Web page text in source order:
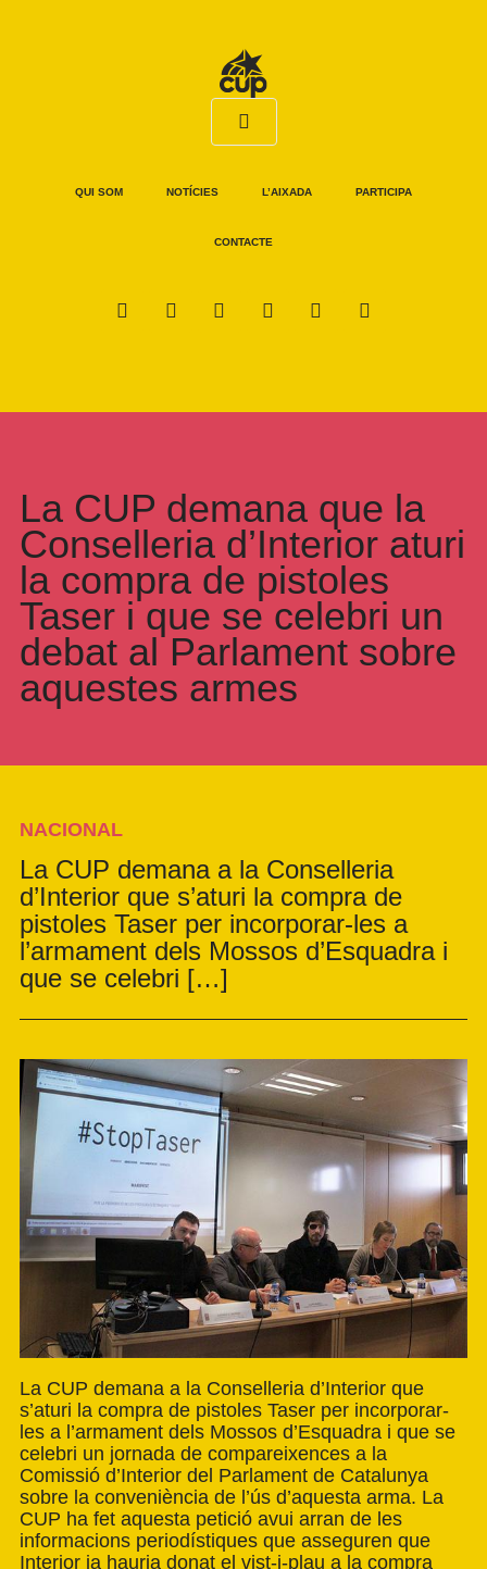
QUI SOM NOTÍCIES L’AIXADA PARTICIPA
CONTACTE
La CUP demana que la
Conselleria d’Interior aturi
la compra de pistoles
Taser i que se celebri un
debat al Parlament sobre
aquestes armes
NACIONAL
La CUP demana a la Conselleria
d’Interior que s’aturi la compra de
pistoles Taser per incorporar-les a
l’armament dels Mossos d’Esquadra i
que se celebri […]
La CUP demana a la Conselleria d’Interior que
s’aturi la compra de pistoles Taser per incorporar-
les a l’armament dels Mossos d’Esquadra i que se
celebri un jornada de compareixences a la
Comissió d’Interior del Parlament de Catalunya
sobre la conveniència de l’ús d’aquesta arma. La
CUP ha fet aquesta petició avui arran de les
informacions periodístiques que asseguren que
Interior ja hauria donat el vist-i-plau a la compra